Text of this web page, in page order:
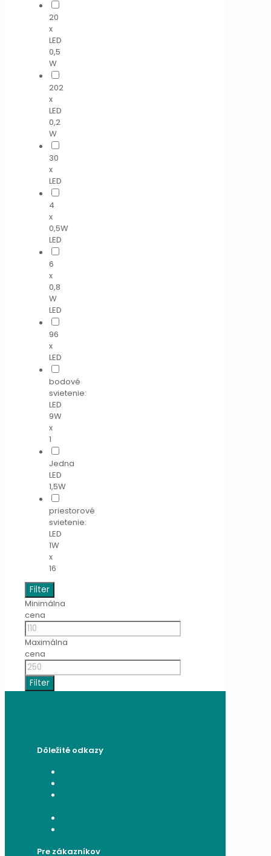
20
x
LED
0,5
W
202
x
LED
0,2
W
30
x
LED
4
x
0,5W
LED
6
x
0,8
W
LED
96
x
LED
bodové
svietenie:
LED
9W
x
1
Jedna
LED
1,5W
priestorové
svietenie:
LED
1W
x
16
Filter
Minimálna
cena
Maximálna
cena
Filter
Dôležité odkazy
Pre zákazníkov